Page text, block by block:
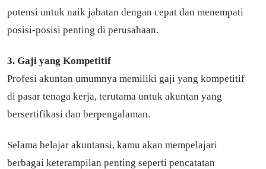
potensi untuk naik jabatan dengan cepat dan menempati
posisi-posisi penting di perusahaan.
3. Gaji yang Kompetitif
Profesi akuntan umumnya memiliki gaji yang kompetitif
di pasar tenaga kerja, terutama untuk akuntan yang
bersertifikasi dan berpengalaman.
Selama belajar akuntansi, kamu akan mempelajari
berbagai keterampilan penting seperti pencatatan